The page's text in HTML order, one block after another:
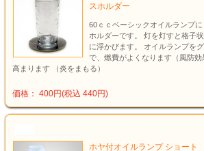
スホルダー
60ｃｃベーシックオイルランプ
ホルダーです。 灯を灯すと格子
に浮かびます。 オイルランプを
で、燃費がよくなります（風防
高まります （炎をまもる）
価格： 400円(税込 440円)
ホヤ付オイルランプ ショート